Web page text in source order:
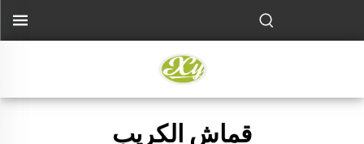
قماش الكريب